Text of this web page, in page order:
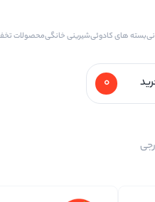
بسته های کادوئیشیرینی خانگیمحصولات
0